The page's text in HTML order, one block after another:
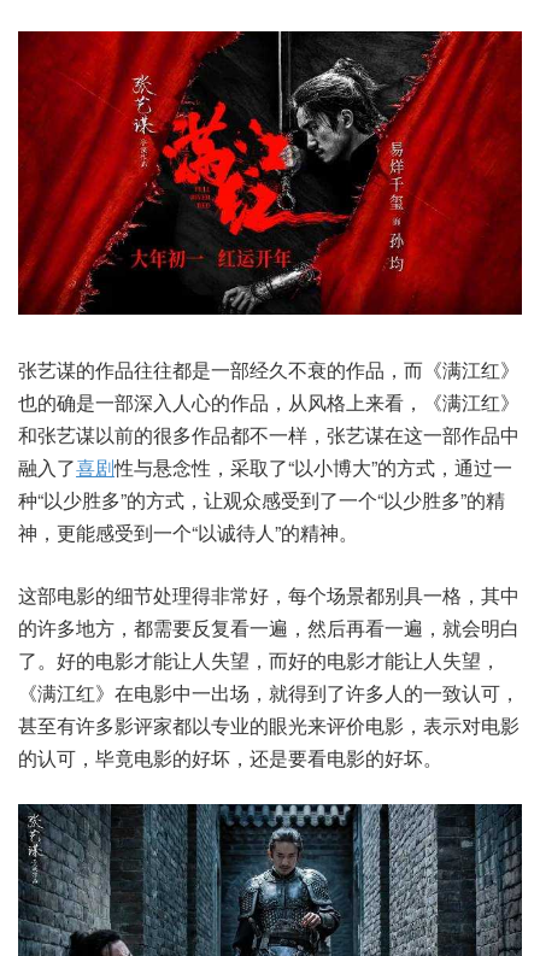
张艺谋的作品往往都是一部经久不衰的作品，而《满江红》
也的确是一部深入人心的作品，从风格上来看，《满江红》
和张艺谋以前的很多作品都不一样，张艺谋在这一部作品中
融入了喜剧性与悬念性，采取了“以小博大”的方式，通过一
种“以少胜多”的方式，让观众感受到了一个“以少胜多”的精
神，更能感受到一个“以诚待人”的精神。
这部电影的细节处理得非常好，每个场景都别具一格，其中
的许多地方，都需要反复看一遍，然后再看一遍，就会明白
了。好的电影才能让人失望，而好的电影才能让人失望，
《满江红》在电影中一出场，就得到了许多人的一致认可，
甚至有许多影评家都以专业的眼光来评价电影，表示对电影
的认可，毕竟电影的好坏，还是要看电影的好坏。